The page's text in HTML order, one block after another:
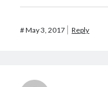
#May 3, 2017 Reply